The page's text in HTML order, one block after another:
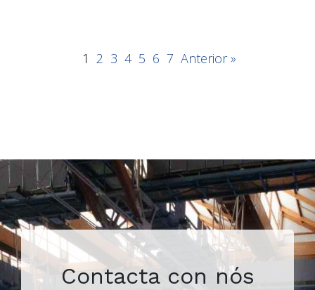
1 2 3 4 5 6 7 Anterior »
Contacta con nós